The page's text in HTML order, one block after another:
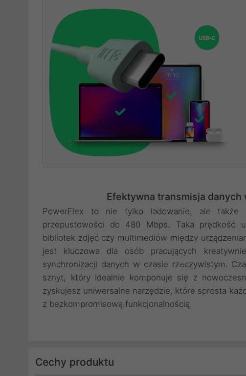
Efektywna transmisja
PowerFlex to nie tylko ładowanie, ale także
przepustowości do 480 Mbps. Taka prędkość
bibliotek zdjęć czy multimediów między
jest kluczowa dla osób pracujących
synchronizacji danych w czasie rzeczywistym.
sznyt, który idealnie komponuje się z
zyskujesz uniwersalne narzędzie, które sprosta
z bezkompromisową funkcjonalnością.
Cechy produktu